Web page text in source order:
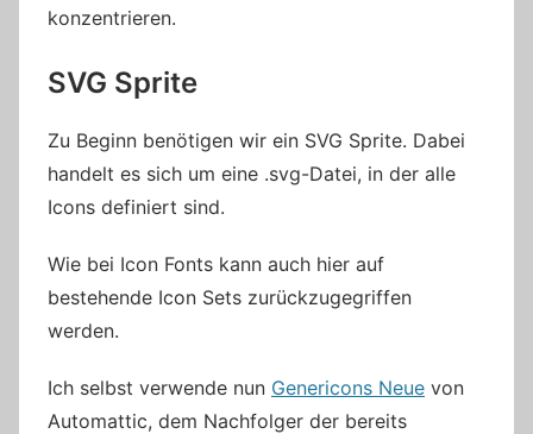
konzentrieren.
SVG Sprite
Zu Beginn benötigen wir ein SVG Sprite. Dabei
handelt es sich um eine .svg-Datei, in der alle
Icons definiert sind.
Wie bei Icon Fonts kann auch hier auf
bestehende Icon Sets zurückzugegriffen
werden.
Ich selbst verwende nun Genericons Neue von
Automattic, dem Nachfolger der bereits